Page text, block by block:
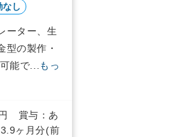
なし
ーター、生
型の製作・
能で...
もっ
賞与：あ
ヶ月分(前